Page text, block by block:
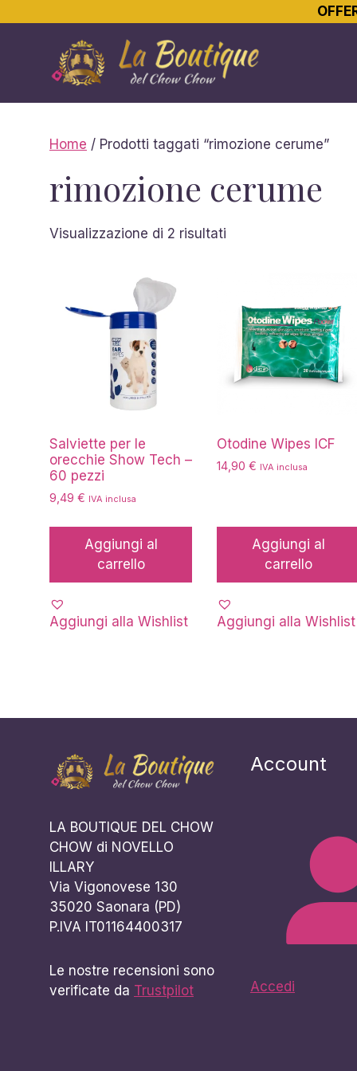
contenuto
Home / Prodotti taggati “rimozione cerume”
rimozione cerume
Visualizzazione di 2 risultati
più
recente
Salviette per le
orecchie Show Tech –
60 pezzi
9,49 € IVA inclusa
Aggiungi al
carrello
Aggiungi alla Wishlist
Otodine Wipes ICF
14,90€ IVA inclusa
Aggiungi al
carrello
Aggiungi alla Wishlist
LA BOUTIQUE DEL CHOW
CHOW di NOVELLO
ILLARY
Via Vigonovese 130
35020 Saonara (PD)
P.IVA IT01164400317
Le nostre recensioni sono
verificate da Trustpilot
Account
Accedi